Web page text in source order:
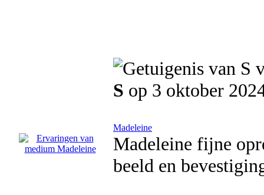
S op 3 oktober
Madeleine
Madeleine fijne
beeld en